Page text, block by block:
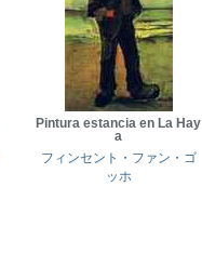
Pintura estancia en La Hay
a
フィンセント・ファン・ゴ
ッホ